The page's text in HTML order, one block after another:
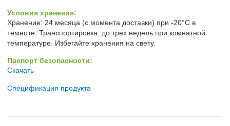
Условия хранения:
Хранение: 24 месяца (с момента доставки) при -20°C в
темноте. Транспортировка: до трех недель при комнатной
температуре. Избегайте хранения на свету.
Паспорт безопасности:
Скачать
Спецификация продукта